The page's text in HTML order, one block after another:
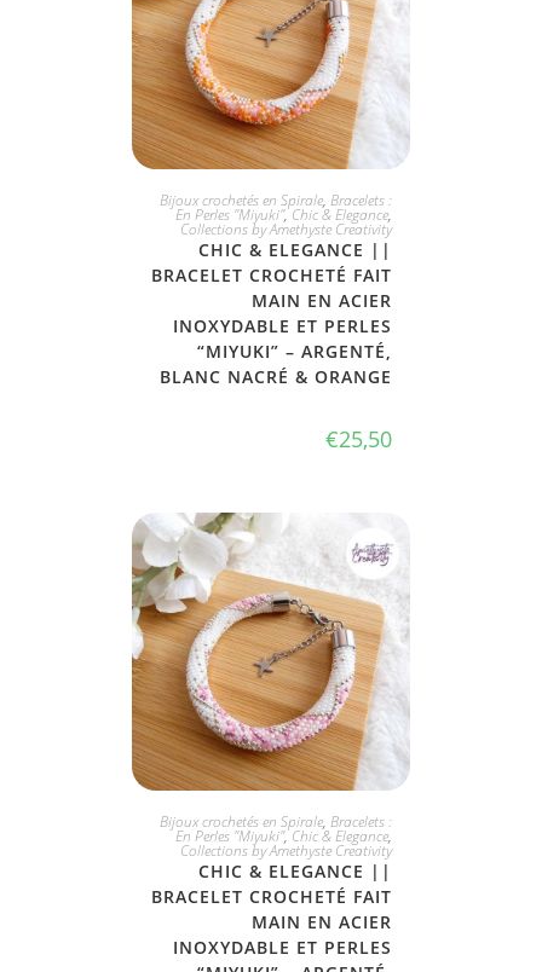
JE L'ADOPTE
Bijoux crochetés en Spirale, Bracelets :
En Perles "Miyuki",Chic & Elegance,
Collections by Amethyste Creativity
CHIC & ELEGANCE ||
BRACELET CROCHETÉ FAIT
MAIN EN ACIER
INOXYDABLE ET PERLES
“MIYUKI” – ARGENTÉ,
BLANC NACRÉ & ORANGE
€25,50
JE L'ADOPTE
Bijoux crochetés en Spirale, Bracelets :
En Perles "Miyuki",Chic & Elegance,
Collections by Amethyste Creativity
CHIC & ELEGANCE ||
BRACELET CROCHETÉ FAIT
MAIN EN ACIER
INOXYDABLE ET PERLES